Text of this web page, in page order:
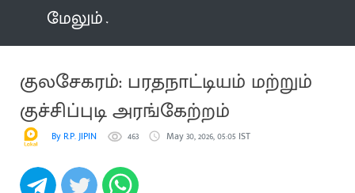
மேலும்
குலசேகரம்: பரதநாட்டியம் மற்றும்
குச்சிப்புடி அரங்கேற்றம்
By R.P. JIPIN 463 May 30, 2026, 05:05 IST